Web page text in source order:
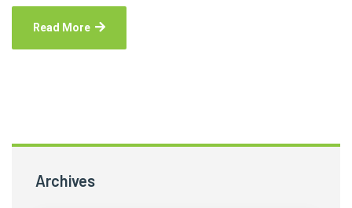
Read More
Archives